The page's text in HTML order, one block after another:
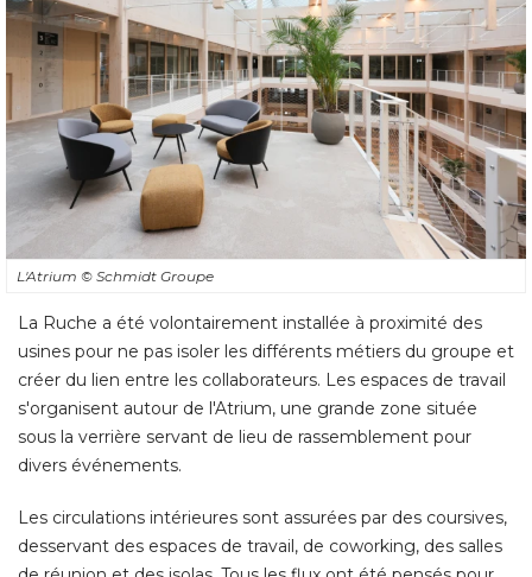
L'Atrium © Schmidt Groupe
La Ruche a été volontairement installée à proximité des
usines pour ne pas isoler les différents métiers du groupe et
créer du lien entre les collaborateurs. Les espaces de travail
s'organisent autour de l'Atrium, une grande zone située
sous la verrière servant de lieu de rassemblement pour
divers événements.
Les circulations intérieures sont assurées par des coursives,
desservant des espaces de travail, de coworking, des salles